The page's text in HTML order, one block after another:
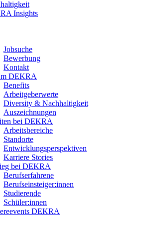
Insights
Jobsuche
Bewerbung
Kontakt
DEKRA
Benefits
Arbeitgeberwerte
Diversity & Nachhaltigkeit
Auszeichnungen
bei DEKRA
Arbeitsbereiche
Standorte
Entwicklungsperspektiven
Karriere Stories
bei DEKRA
Berufserfahrene
Berufseinsteiger:innen
Studierende
Schüler:innen
DEKRA